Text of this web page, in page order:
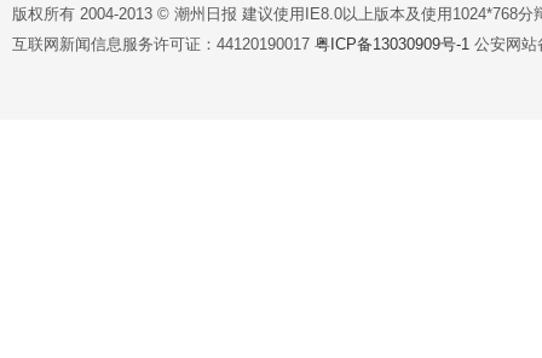
版权所有 2004-2013 © 潮州日报 建议使用IE8.0以上版本及使用1024*768分
互联网新闻信息服务许可证：44120190017 粤ICP备13030909号-1 公安网站